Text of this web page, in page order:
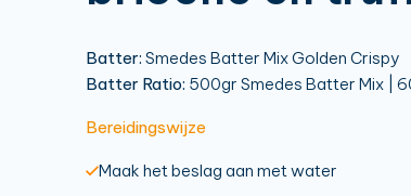
Batter: Smedes Batter Mix Golden Crispy
Batter Ratio: 500gr Smedes Batter Mix |
Bereidingswijze
Maak het beslag aan met water